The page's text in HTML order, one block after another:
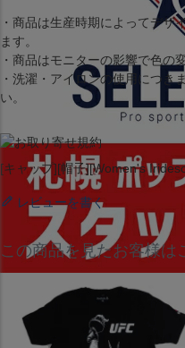
・商品は生産時期によってデザ
ます。
・商品はモニターの影響で色の
・洗濯・アイロンの使用につき
い。
[キャップ][帽子][Women's
レビューを書く
この商品を見たお客様は